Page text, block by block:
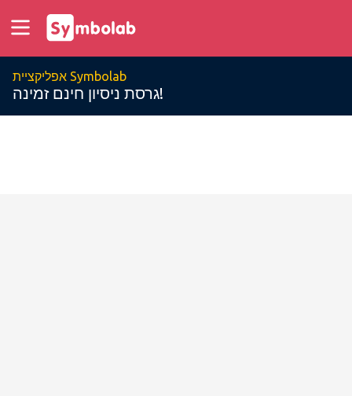
אפליקציית Symbolab
גרסת ניסיון חינם זמינה!